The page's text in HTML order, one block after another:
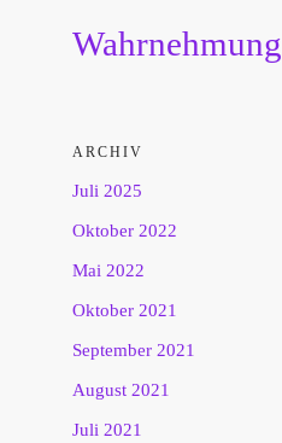
Wahrnehmung
ARCHIV
Juli 2025
Oktober 2022
Mai 2022
Oktober 2021
September 2021
August 2021
Juli 2021